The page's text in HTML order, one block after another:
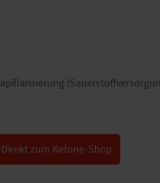
Direkt zum Ketone-Shop